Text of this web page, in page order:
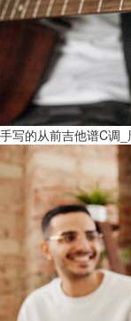
手写的从前吉他谱C调